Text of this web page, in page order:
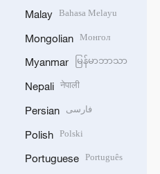
Malay Bahasa Melayu
Mongolian Монгол
Myanmar မြန်မာဘာသာ
Nepali नेपाली
Persian فارسی
Polish Polski
Portuguese Português